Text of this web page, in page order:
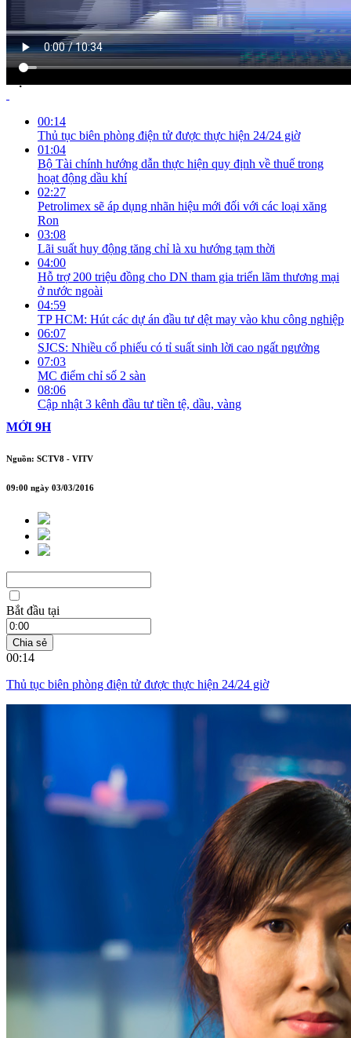
00:14
Thủ tục biên phòng điện tử được thực hiện 24/24 giờ
01:04
Bộ Tài chính hướng dẫn thực hiện quy định về thuế trong
hoạt động dầu khí
02:27
Petrolimex sẽ áp dụng nhãn hiệu mới đối với các loại xăng
Ron
03:08
Lãi suất huy động tăng chỉ là xu hướng tạm thời
04:00
Hỗ trợ 200 triệu đồng cho DN tham gia triển lãm thương mại
ở nước ngoài
04:59
TP HCM: Hút các dự án đầu tư dệt may vào khu công nghiệp
06:07
SJCS: Nhiều cổ phiếu có tỉ suất sinh lời cao ngất ngưởng
07:03
MC điểm chỉ số 2 sàn
08:06
Cập nhật 3 kênh đầu tư tiền tệ, dầu, vàng
MỚI 9H
Nguồn: SCTV8 - VITV
09:00 ngày 03/03/2016
Bắt đầu tại
Chia sẻ
00:14
Thủ tục biên phòng điện tử được thực hiện 24/24 giờ